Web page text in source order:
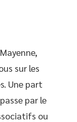
sur les
Une part
par le
ou